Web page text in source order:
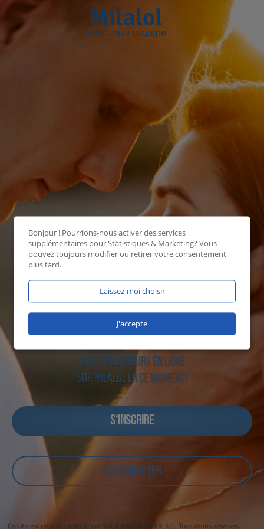
1407 utilisateurs en ligne
sur Milalol en ce moment!
S‘INSCRIRE
SE CONNECTER
Bonjour ! Pourrions-nous activer des services
supplémentaires pourStatistiques & Marketing? Vous
pouvez toujours modifier ou retirer votre consentement
plus tard.
Laissez-moi choisir
J'accepte